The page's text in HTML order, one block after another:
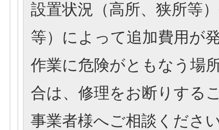
設置状況（高所、狭所等
等）によって追加費用が
作業に危険がともなう場
合は、修理をお断りする
事業者様へご相談くださ